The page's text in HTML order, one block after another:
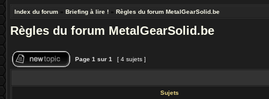
Index du forum » Briefing à lire ! » Règles du forum MetalGearSolid.be
Règles du forum MetalGearSolid.be
Page 1 sur 1 [ 4 sujets ]
Sujets